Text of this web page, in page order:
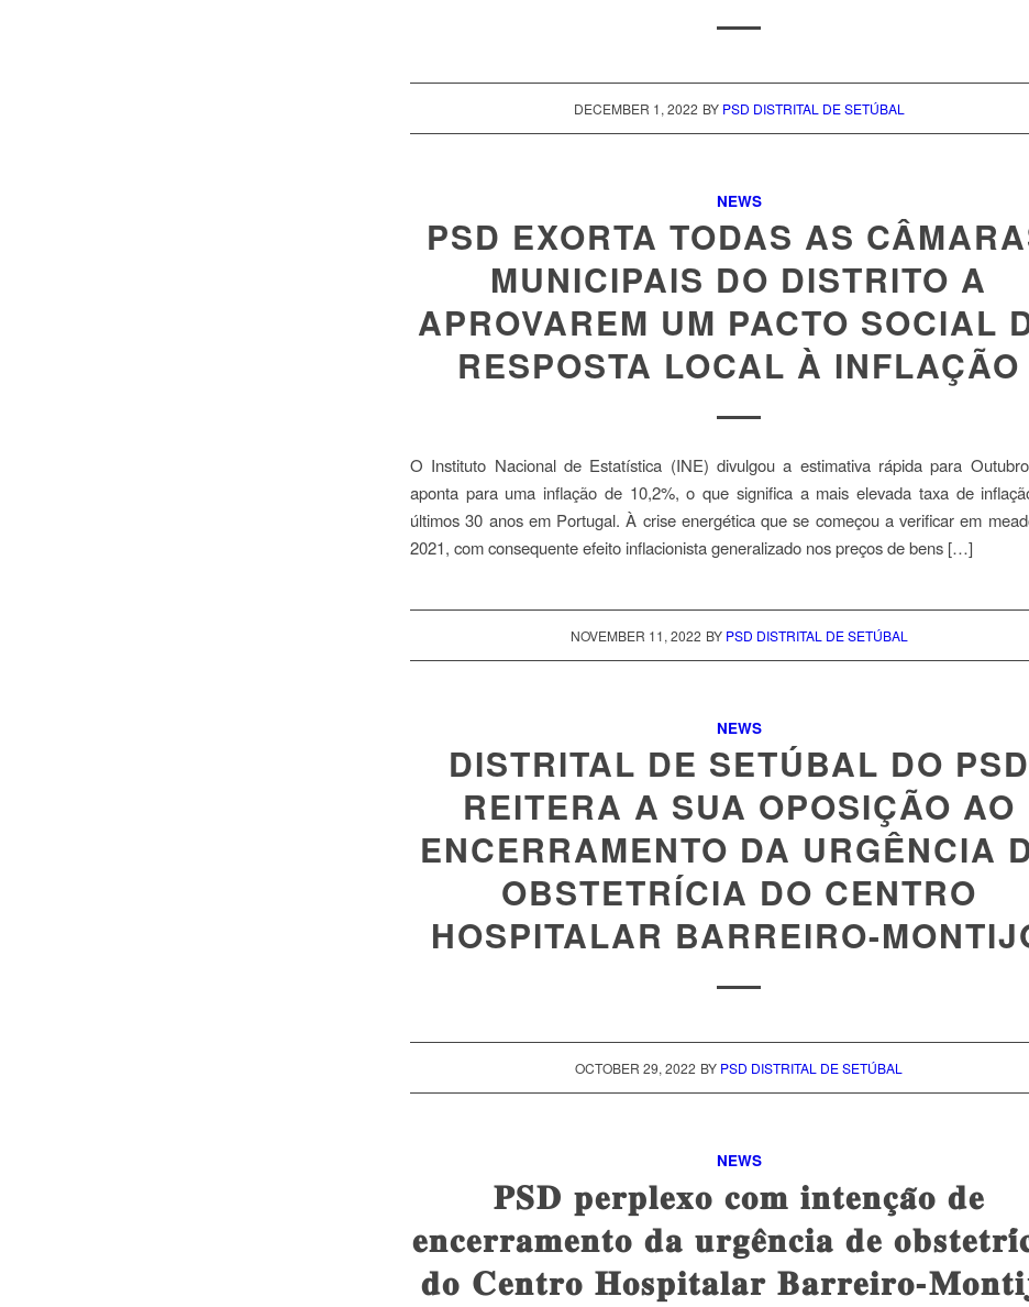
DECEMBER 1, 2022 BY PSD DISTRITAL DE SETÚBAL
NEWS
PSD EXORTA TODAS AS
MUNICIPAIS DO DISTRITO A
APROVAREM UM PACTO SOCIAL
RESPOSTA LOCAL À INFLAÇÃO
O Instituto Nacional de Estatística (INE) divulgou a estimativa rápida para
aponta para uma inflação de 10,2%, o que significa a mais elevada taxa de
últimos 30 anos em Portugal. À crise energética que se começou a verificar em
2021, com consequente efeito inflacionista generalizado nos preços de bens […]
NOVEMBER 11, 2022 BY PSD DISTRITAL DE SETÚBAL
NEWS
DISTRITAL DE SETÚBAL DO PSD
REITERA A SUA OPOSIÇÃO AO
ENCERRAMENTO DA URGÊNCIA
OBSTETRÍCIA DO CENTRO
HOSPITALAR BARREIRO-
OCTOBER 29, 2022 BY PSD DISTRITAL DE SETÚBAL
NEWS
𝐏𝐒𝐃 𝐩𝐞𝐫𝐩𝐥𝐞𝐱𝐨 𝐜𝐨𝐦 𝐢𝐧𝐭𝐞𝐧𝐜̧𝐚̃𝐨 𝐝𝐞
𝐞𝐧𝐜𝐞𝐫𝐫𝐚𝐦𝐞𝐧𝐭𝐨 𝐝𝐚 𝐮𝐫𝐠𝐞̂𝐧𝐜𝐢𝐚 𝐝𝐞
𝐝𝐨 𝐂𝐞𝐧𝐭𝐫𝐨 𝐇𝐨𝐬𝐩𝐢𝐭𝐚𝐥𝐚𝐫 𝐁𝐚𝐫𝐫𝐞𝐢𝐫𝐨-